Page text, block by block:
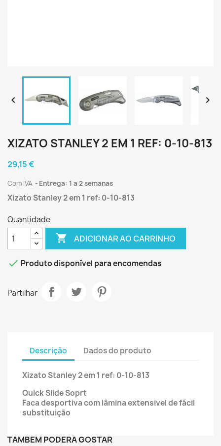
 
XIZATO STANLEY 2 EM 1 REF: 0-10-813
29,15 €
Com IVA Entrega: 1 a 2 semanas
Xizato Stanley 2 em 1 ref: 0-10-813
Quantidade
 ADICIONAR AO CARRINHO
 Produto disponível para encomendas
Partilhar
Descrição Dados do produto
Xizato Stanley 2 em 1 ref: 0-10-813
Quick Slide Soprt
Faca desportiva com lâmina extensivel de fácil
substituição
TAMBÉM PODERÁ GOSTAR